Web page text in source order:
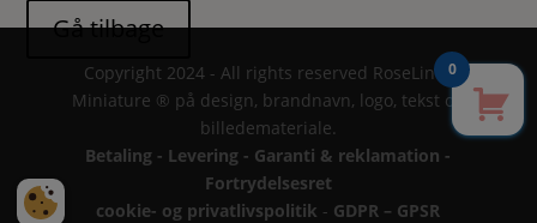
Copyright 2024 - All rights reserved RoseLines
Miniature ® på design, brandnavn, logo, tekst og
billedemateriale.
Betaling - Levering - Garanti & reklamation -
Fortrydelsesret
cookie- og privatlivspolitik - GDPR – GPSR
0